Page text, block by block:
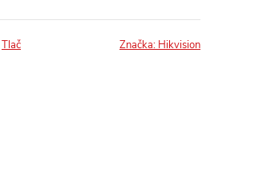
Tlač Značka: Hikvision